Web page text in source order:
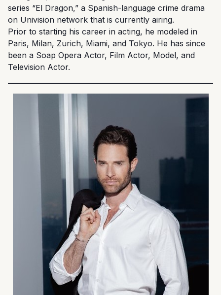
series “El Dragon,” a Spanish-language crime drama
on Univision network that is currently airing.
Prior to starting his career in acting, he modeled in
Paris, Milan, Zurich, Miami, and Tokyo. He has since
been a Soap Opera Actor, Film Actor, Model, and
Television Actor.